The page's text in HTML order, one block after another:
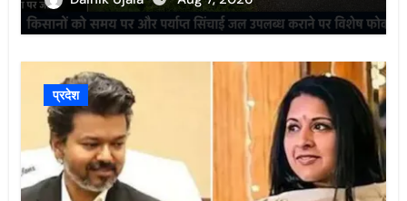
प्रदेश